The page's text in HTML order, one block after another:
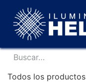
Todos los productos